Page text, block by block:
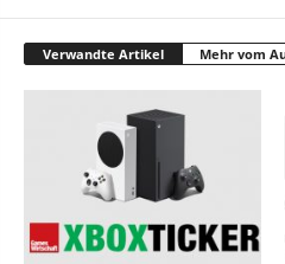
Verwandte Artikel Mehr vom